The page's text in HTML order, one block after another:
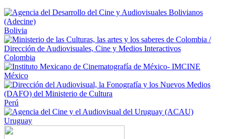
Bolivia
Colombia
México
Perú
Uruguay